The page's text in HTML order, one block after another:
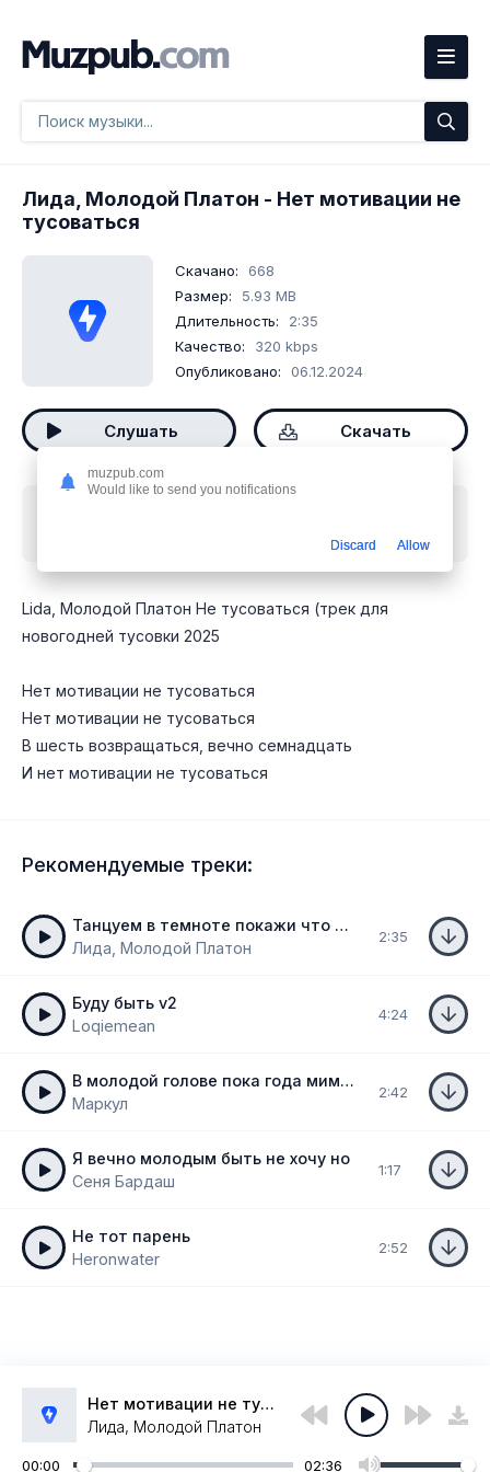
Лида, Молодой Платон - Нет мотивации не
тусоваться
Скачано:
668
Размер:
5.93 MB
Длительность:
2:35
Качество:
320 kbps
Опубликовано:
06.12.2024
Слушать Скачать
Lida, Молодой Платон Не тусоваться (трек для
новогодней тусовки 2025
Нет мотивации не тусоваться
Нет мотивации не тусоваться
В шесть возвращаться, вечно семнадцать
И нет мотивации не тусоваться
Рекомендуемые треки:
Танцуем в темноте покажи что ты умеешь
Лида, Молодой Платон
2:35
Буду быть v2
Loqiemean
4:24
В молодой голове пока года мимо бегут
Маркул
2:42
Я вечно молодым быть не хочу но
Сеня Бардаш
1:17
Не тот парень
Heronwater
2:52
Нет мотивации не тусоваться
Лида, Молодой Платон
00:00 02:36
muzpub.com
Would like to send you notifications
Discard Allow